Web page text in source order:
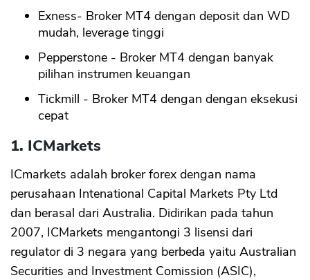
Exness- Broker MT4 dengan deposit dan WD
mudah, leverage tinggi
Pepperstone - Broker MT4 dengan banyak
pilihan instrumen keuangan
Tickmill - Broker MT4 dengan dengan eksekusi
cepat
1. ICMarkets
ICmarkets adalah broker forex dengan nama
perusahaan Intenational Capital Markets Pty Ltd
dan berasal dari Australia. Didirikan pada tahun
2007, ICMarkets mengantongi 3 lisensi dari
regulator di 3 negara yang berbeda yaitu Australian
Securities and Investment Comission (ASIC),